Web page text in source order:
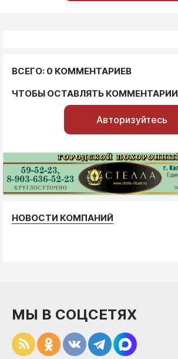
ВСЕГО: 0 КОММЕНТАРИЕВ
ЧТОБЫ ОСТАВЛЯТЬ КОММЕНТАРИИ
Авторизуйтесь
НОВОСТИ КОМПАНИЙ
МЫ В СОЦСЕТЯХ